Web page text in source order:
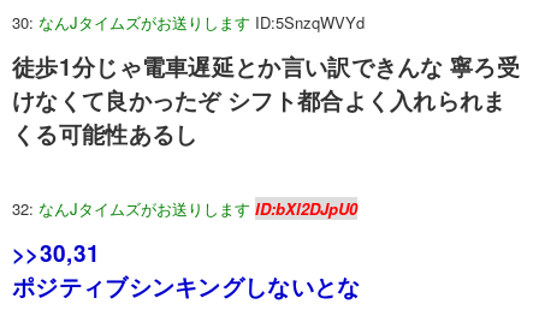
30: なんJタイムズがお送りします ID:5SnzqWVYd
徒歩1分じゃ電車遅延とか言い訳できんな 寧ろ受
けなくて良かったぞ シフト都合よく入れられま
くる可能性あるし
32: なんJタイムズがお送りします ID:bXl2DJpU0
>>30,31
ポジティブシンキングしないとな